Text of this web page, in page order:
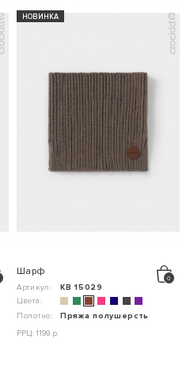
НОВИНКА
Шарф
Артикул:
КВ 15029
Цвета:
Полотно:
Пряжа полушерсть
РРЦ: 1199 р.